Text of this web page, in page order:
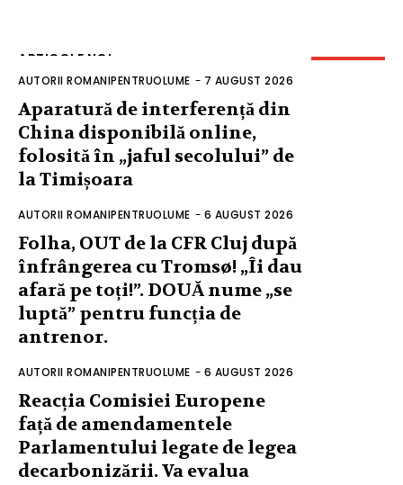
ARTICOLE NOI
AUTORII ROMANIPENTRUOLUME - 7 AUGUST 2026
Aparatură de interferență din
China disponibilă online,
folosită în „jaful secolului” de
la Timișoara
AUTORII ROMANIPENTRUOLUME - 6 AUGUST 2026
Folha, OUT de la CFR Cluj după
înfrângerea cu Tromsø! „Îi dau
afară pe toți!”. DOUĂ nume „se
luptă” pentru funcția de
antrenor.
AUTORII ROMANIPENTRUOLUME - 6 AUGUST 2026
Reacția Comisiei Europene
față de amendamentele
Parlamentului legate de legea
decarbonizării. Va evalua